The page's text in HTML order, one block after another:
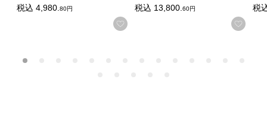
税込 4,980.80円
お気に入りに登録する
税込 13,800.60円
お気
税